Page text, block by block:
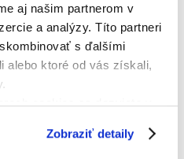
aj našim partnerom v
a analýzy. Títo partneri
s ďalšími
alebo ktoré od vás získali,
cookies sa dozviete v
Zobraziť detaily